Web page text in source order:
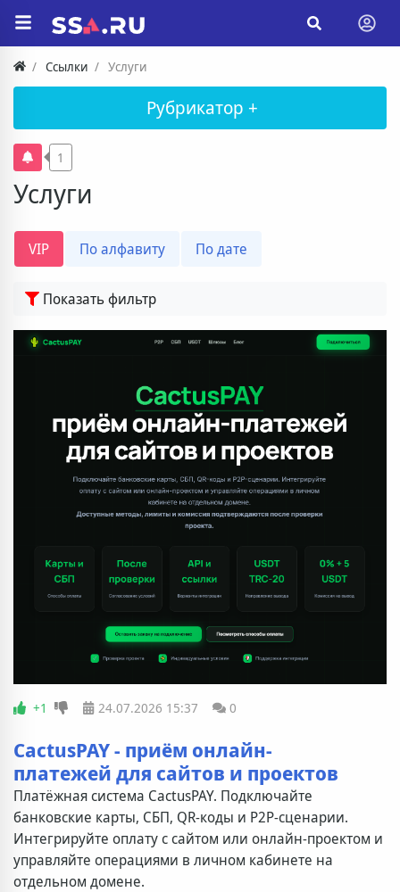
Ссылки Услуги
Рубрикатор +
Услуги
1
VIP По алфавиту По дате
Показать фильтр
+1 24.07.2026 15:37 0
CactusPAY - приём онлайн-
платежей для сайтов и проектов
Платёжная система CactusPAY. Подключайте
банковские карты, СБП, QR-коды и P2P-сценарии.
Интегрируйте оплату с сайтом или онлайн-проектом и
управляйте операциями в личном кабинете на
отдельном домене.